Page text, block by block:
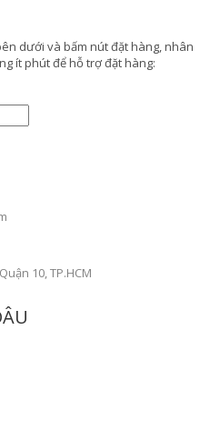
dưới và bấm nút đặt hàng, nhân
ít phút để hỗ trợ đặt hàng:
10, TP.HCM